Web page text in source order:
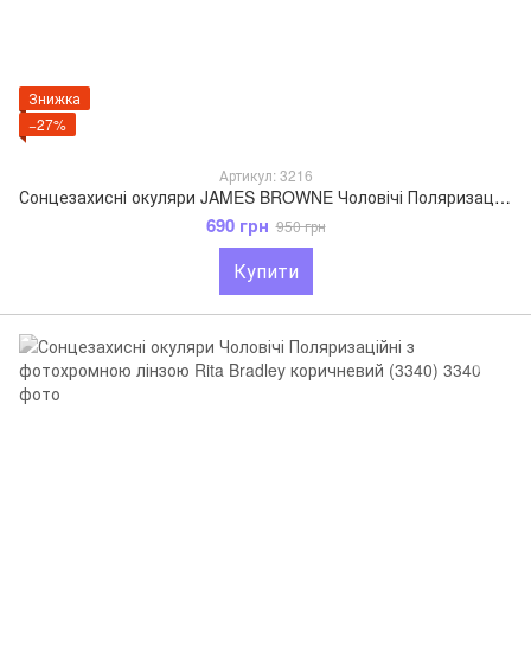
Знижка
−27%
Артикул: 3216
Сонцезахисні окуляри JAMES BROWNE Чоловічі Поляризаційні Антифара коричневий 3216
690 грн 950 грн
Купити